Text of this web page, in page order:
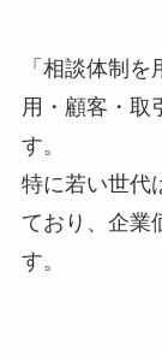
「相談体制
用・顧客・取
す。
特に若い世代
ており、企業
す。